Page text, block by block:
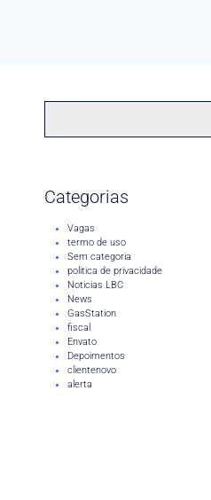
Categorias
Vagas
termo de uso
Sem categoria
politica de privacidade
Noticias LBC
News
GasStation
fiscal
Envato
Depoimentos
clientenovo
alerta